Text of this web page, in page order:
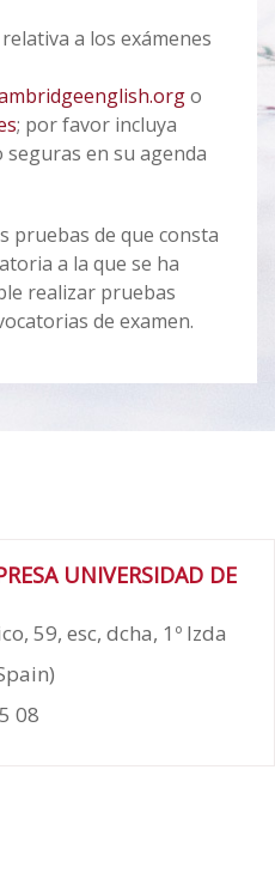
a los exámenes
o
; por favor incluya
seguras en su agenda
pruebas de que consta
a la que se ha
realizar pruebas
de examen.
UNIVERSIDAD DE
59, esc, dcha, 1º Izda
08